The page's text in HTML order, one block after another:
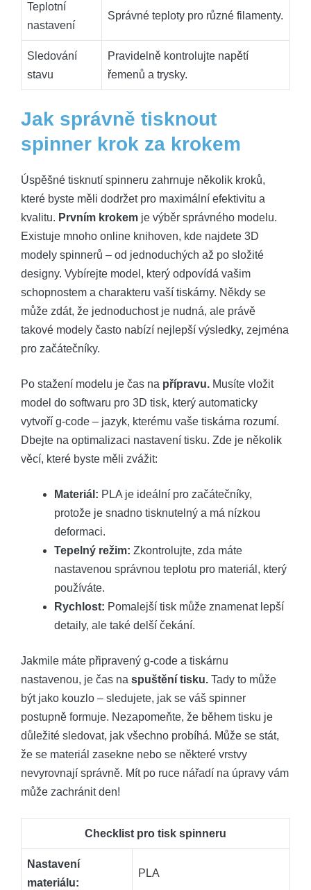
Teplotní
nastavení
Správné teploty pro různé filamenty.
Sledování
stavu
Pravidelně kontrolujte napětí
řemenů a trysky.
Jak správně tisknout
spinner krok za krokem
Úspěšné tisknutí spinneru zahrnuje několik kroků,
které byste měli dodržet pro maximální efektivitu a
kvalitu. Prvním krokem je výběr správného modelu.
Existuje mnoho online knihoven, kde najdete 3D
modely spinnerů – od jednoduchých až po složité
designy. Vybírejte model, který odpovídá vašim
schopnostem a charakteru vaší tiskárny. Někdy se
může zdát, že jednoduchost je nudná, ale právě
takové modely často nabízí nejlepší výsledky, zejména
pro začátečníky.
Po stažení modelu je čas na přípravu. Musíte vložit
model do softwaru pro 3D tisk, který automaticky
vytvoří g-code – jazyk, kterému vaše tiskárna rozumí.
Dbejte na optimalizaci nastavení tisku. Zde je několik
věcí, které byste měli zvážit:
Materiál: PLA je ideální pro začátečníky,
protože je snadno tisknutelný a má nízkou
deformaci.
Tepelný režim: Zkontrolujte, zda máte
nastavenou správnou teplotu pro materiál, který
používáte.
Rychlost: Pomalejší tisk může znamenat lepší
detaily, ale také delší čekání.
Jakmile máte připravený g-code a tiskárnu
nastavenou, je čas na spuštění tisku. Tady to může
být jako kouzlo – sledujete, jak se váš spinner
postupně formuje. Nezapomeňte, že během tisku je
důležité sledovat, jak všechno probíhá. Může se stát,
že se materiál zasekne nebo se některé vrstvy
nevyrovnají správně. Mít po ruce nářadí na úpravy vám
může zachránit den!
Checklist pro tisk spinneru
Nastavení
materiálu:
PLA